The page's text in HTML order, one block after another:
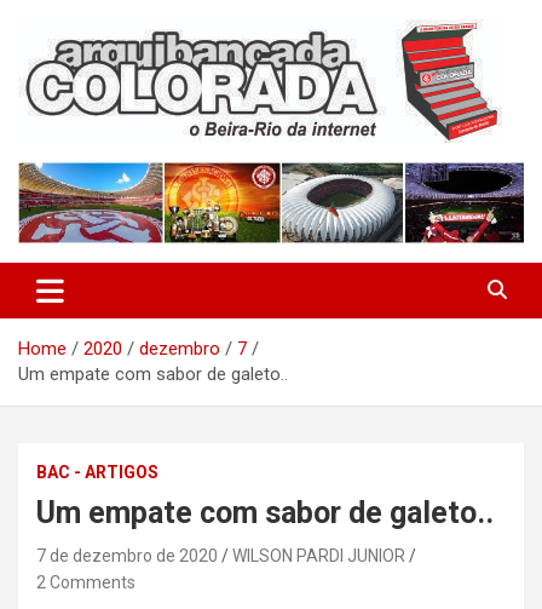
content
Arquibancada Colorada
Home 2020 dezembro
7
Um empate com sabor de galeto..
BAC - ARTIGOS
Um empate com sabor de galeto..
7 de dezembro de 2020
WILSON PARDI JUNIOR
2 Comments